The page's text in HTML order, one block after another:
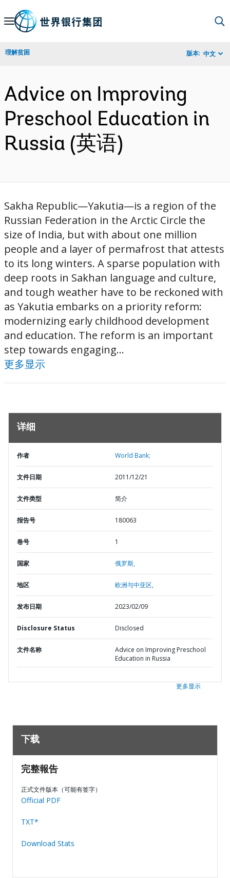
Skip
Navigation
理解贫困 版本: 中文
Advice on Improving
Preschool Education in
Russia (英语)
Sakha Republic—Yakutia—is a region of the
Russian Federation in the Arctic Circle the
size of India, but with about one million
people and a layer of permafrost that attests
to its long winters. A sparse population with
deep roots in Sakhan language and culture,
and tough weather have to be reckoned with
as Yakutia embarks on a priority reform:
modernizing early childhood development
and education. The reform is an important
step towards engaging...
更多显示
详细
作者 World Bank;
文件日期 2011/12/21
文件类型 简介
报告号 180063
卷号 1
国家 俄罗斯,
地区 欧洲与中亚区,
发布日期 2023/02/09
Disclosure Status Disclosed
文件名称
Advice on Improving Preschool
Education in Russia
更多显示
下载
完整報告
正式文件版本（可能有签字）
Official PDF
TXT*
Download Stats